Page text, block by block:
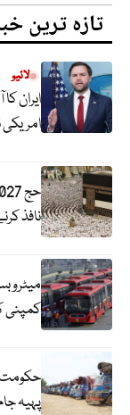
تازہ ترین
لائیو
ایران
نافذ
کمپنی
حکومت
پہیہ